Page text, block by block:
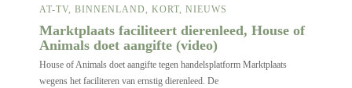
AT-TV, BINNENLAND, KORT, NIEUWS
Marktplaats faciliteert dierenleed, House of
Animals doet aangifte (video)
House of Animals doet aangifte tegen handelsplatform Marktplaats
wegens het faciliteren van ernstig dierenleed. De